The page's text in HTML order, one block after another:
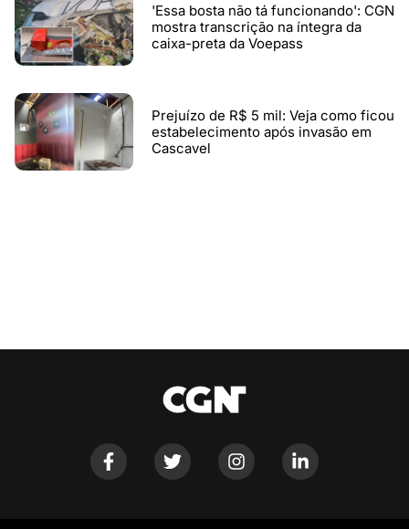
'Essa bosta não tá funcionando': CGN
mostra transcrição na íntegra da
caixa-preta da Voepass
Prejuízo de R$ 5 mil: Veja como ficou
estabelecimento após invasão em
Cascavel